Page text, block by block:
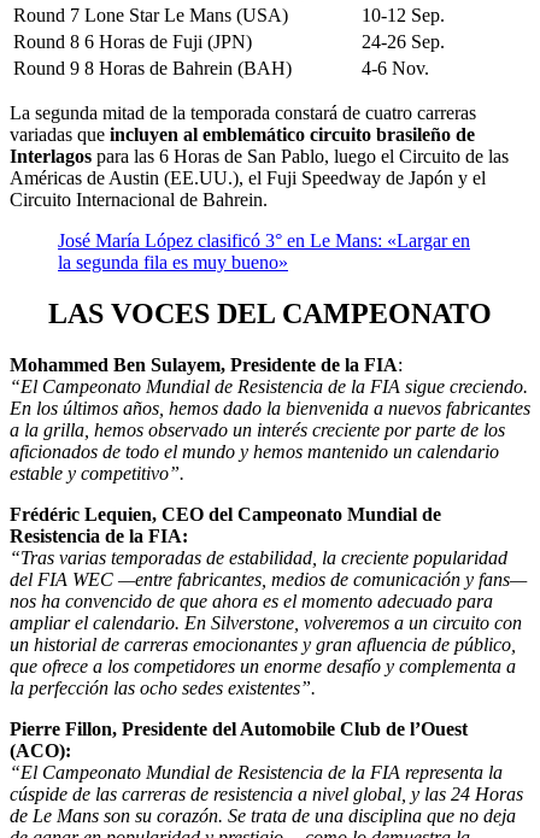
Round 7 Lone Star Le Mans (USA)
10-12 Sep.
Round 8 6 Horas de Fuji (JPN)
24-26 Sep.
Round 9 8 Horas de Bahrein (BAH) 4-6 Nov.
La segunda mitad de la temporada constará de cuatro carreras
variadas que incluyen al emblemático circuito brasileño de
Interlagos para las 6 Horas de San Pablo, luego el Circuito de las
Américas de Austin (EE.UU.), el Fuji Speedway de Japón y el
Circuito Internacional de Bahrein.
José María López clasificó 3° en Le Mans: «Largar en
la segunda fila es muy bueno»
LAS VOCES DEL CAMPEONATO
Mohammed Ben Sulayem, Presidente de la FIA:
“El Campeonato Mundial de Resistencia de la FIA sigue creciendo.
En los últimos años, hemos dado la bienvenida a nuevos fabricantes
a la grilla, hemos observado un interés creciente por parte de los
aficionados de todo el mundo y hemos mantenido un calendario
estable y competitivo”.
Frédéric Lequien, CEO del Campeonato Mundial de
Resistencia de la FIA:
“Tras varias temporadas de estabilidad, la creciente popularidad
del FIA WEC —entre fabricantes, medios de comunicación y fans—
nos ha convencido de que ahora es el momento adecuado para
ampliar el calendario. En Silverstone, volveremos a un circuito con
un historial de carreras emocionantes y gran afluencia de público,
que ofrece a los competidores un enorme desafío y complementa a
la perfección las ocho sedes existentes”.
Pierre Fillon, Presidente del Automobile Club de l’Ouest
(ACO):
“El Campeonato Mundial de Resistencia de la FIA representa la
cúspide de las carreras de resistencia a nivel global, y las 24 Horas
de Le Mans son su corazón. Se trata de una disciplina que no deja